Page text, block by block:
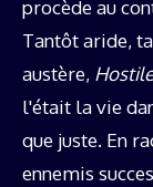
procède au
Tantôt aride,
austère,
l'était la vie
que juste. En
ennemis